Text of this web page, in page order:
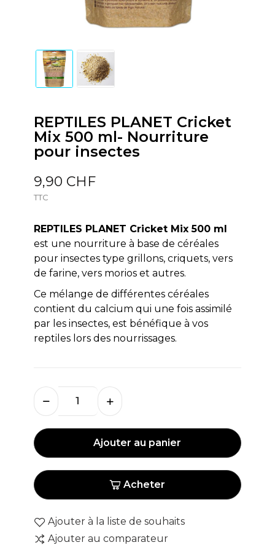
REPTILES PLANET Cricket
Mix 500 ml- Nourriture
pour insectes
9,90 CHF
TTC
REPTILES PLANET Cricket Mix 500 ml
est une nourriture à base de céréales
pour insectes type grillons, criquets, vers
de farine, vers morios et autres.
Ce mélange de différentes céréales
contient du calcium qui une fois assimilé
par les insectes, est bénéfique à vos
reptiles lors des nourrissages.
Ajouter au panier
Acheter
Ajouter à la liste de souhaits
Ajouter au comparateur